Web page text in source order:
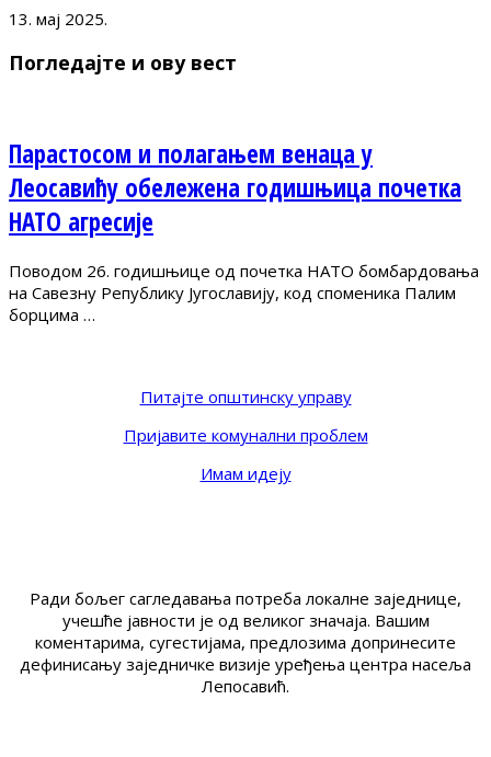
13. мај 2025.
Погледајте и ову вест
Парастосом и полагањем венаца у
Леосавићу обележена годишњица почетка
НАТО агресије
Поводом 26. годишњице од почетка НАТО бомбардовања
на Савезну Републику Југославију, код споменика Палим
борцима …
Питајте општинску управу
Пријавите комунални проблем
Имам идеју
Ради бољег сагледавања потреба локалне заједнице,
учешће јавности је од великог значаја. Вашим
коментарима, сугестијама, предлозима допринесите
дефинисању заједничке визије уређења центра насеља
Лепосавић.